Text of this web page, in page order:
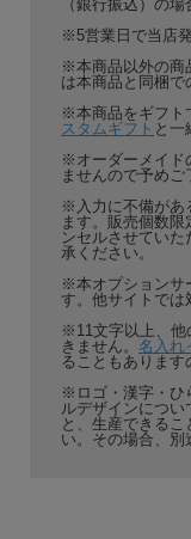
（銀行振込）の
※5営業日で当店
※本商品以外の商
は本商品と同梱で
※本商品をギフト
スタムギフト と一
※オーダーメイド
ませんので予めご
※入力に不備があ
ます。販売個数
ンセルさせてい
承ください。
※本オプションサ
す。他サイトでは
※11文字以上、他
きません。 名入れ
ることもあります
※ロゴ・漢字・ひ
ルデザインにつ
と、生産できるこ
い。その場合、別